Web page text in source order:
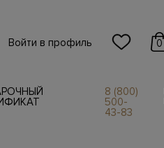
Войти в профиль 0
8 (800)
500-
43-83